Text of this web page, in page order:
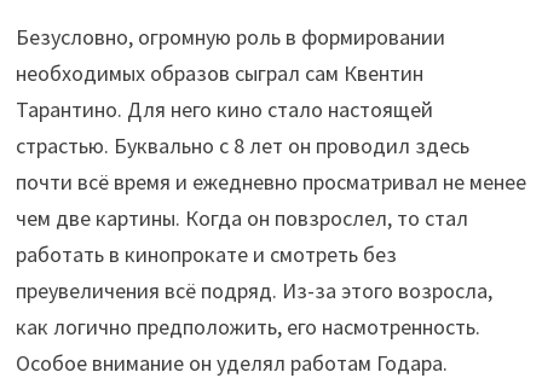
Безусловно, огромную роль в формировании
необходимых образов сыграл сам Квентин
Тарантино. Для него кино стало настоящей
страстью. Буквально с 8 лет он проводил здесь
почти всё время и ежедневно просматривал не менее
чем две картины. Когда он повзрослел, то стал
работать в кинопрокате и смотреть без
преувеличения всё подряд. Из-за этого возросла,
как логично предположить, его насмотренность.
Особое внимание он уделял работам Годара.